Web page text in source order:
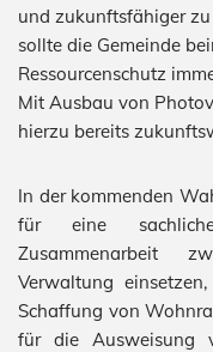
und zukunftsfähiger
sollte die Gemeinde
Ressourcenschutz
Mit Ausbau von
hierzu bereits
In der kommenden
für eine
Zusammenarbeit
Verwaltung
Schaffung von
für die Ausweisung